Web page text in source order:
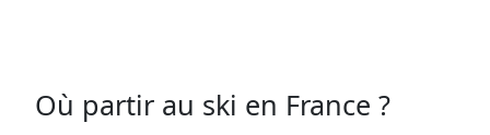
Où partir au ski en France ?